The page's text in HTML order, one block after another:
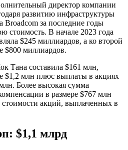
директор компании
развитию инфраструктуры
Broadcom за последние годы
стоимость. В начале 2023 года
$245 миллиардов, а ко второй
$800 миллиардов.
Тана составила $161 млн,
$1,2 млн плюс выплаты в акциях
Более высокая сумма
в размере $767 млн
стоимости акций, выплаченных в
$1,1 млрд